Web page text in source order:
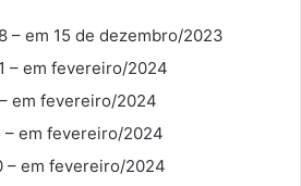
– em 15 de dezembro/2023
– em fevereiro/2024
em fevereiro/2024
– em fevereiro/2024
– em fevereiro/2024